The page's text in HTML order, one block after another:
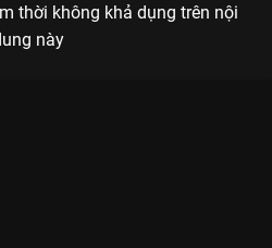
thời không khả dụng trên nội
này